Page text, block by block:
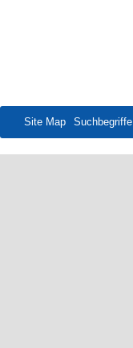
Site Map Suchbegriffe